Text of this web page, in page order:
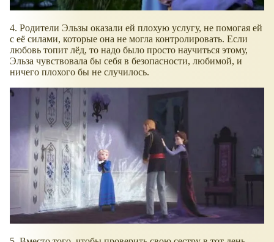
4. Родители Эльзы оказали ей плохую услугу, не помогая ей
с её силами, которые она не могла контролировать. Если
любовь топит лёд, то надо было просто научиться этому,
Эльза чувствовала бы себя в безопасности, любимой, и
ничего плохого бы не случилось.